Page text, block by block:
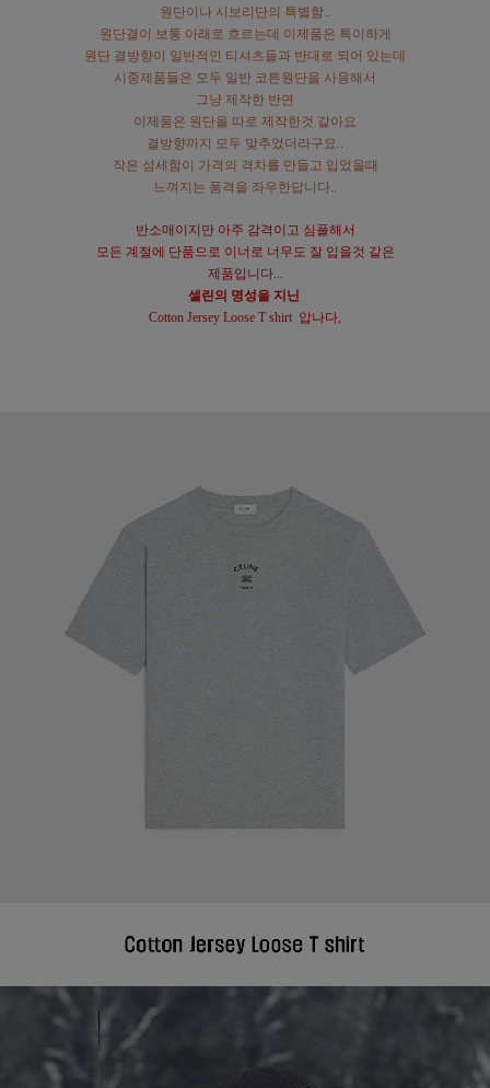
원단이나 시보리단의 특별함..
원단결이 보통 아래로 흐르는데 이제품은 특이하게
원단 결방향이 일반적인 티셔츠들과 반대로 되어 있는데
시중제품들은 모두 일반 코튼원단을 사용해서
그냥 제작한 반면
이제품은 원단을 따로 제작한것 같아요
결방향까지 모두 맞추었더라구요..
작은 섬세함이 가격의 격차를 만들고 입었을때
느껴지는 품격을 좌우한답니다..
반소매이지만 아주 감격이고 심플해서
모든 계절에 단품으로 이너로 너무도 잘 입을것 같은
제품입니다...
셀린의 명성을 지닌
Cotton Jersey Loose T shirt 압나다,